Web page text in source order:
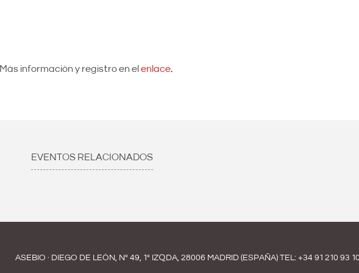
Más información y registro en el enlace.
EVENTOS RELACIONADOS
ASEBIO · DIEGO DE LEÓN, Nº 49, 1º IZQDA, 28006 MADRID (ESPAÑA) TEL: +34 91 210 93 10